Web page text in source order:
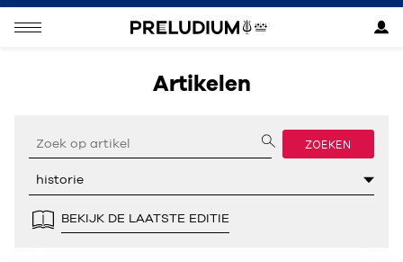
Artikelen
ZOEKEN
BEKIJK DE LAATSTE EDITIE